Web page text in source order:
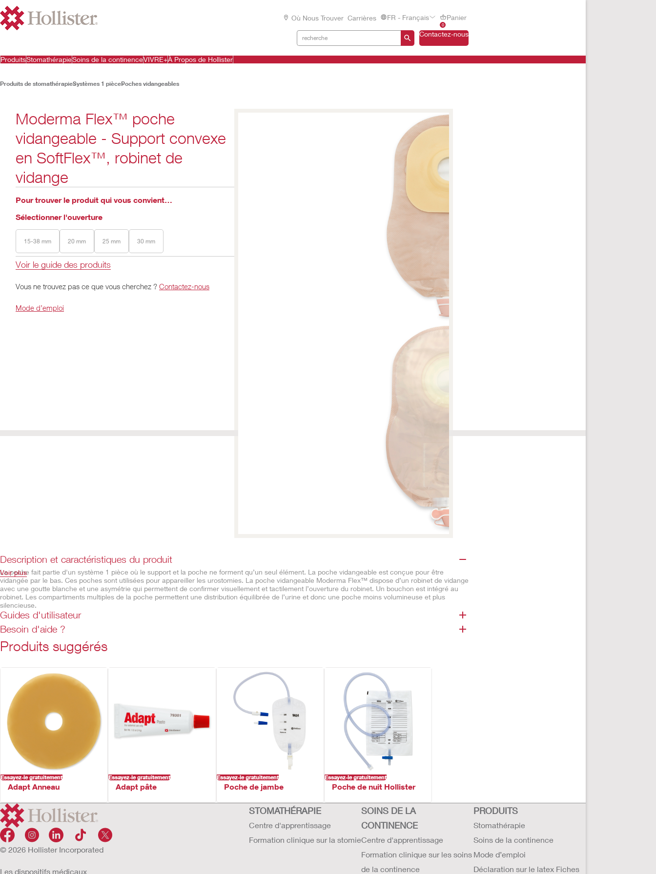
Où Nous Trouver Carrières FR - Français
0
Panier
Contactez-nous
ProduitsStomathérapieSoins de la continenceVIVRE+À Propos de Hollister
Produits de stomathérapieSystèmes 1 piècePoches vidangeables
Moderma Flex™ poche
vidangeable - Support convexe
en SoftFlex™, robinet de
vidange
Pour trouver le produit qui vous convient…
Sélectionner l'ouverture
15-38 mm 20 mm 25 mm 30 mm
Voir le guide des produits
Vous ne trouvez pas ce que vous cherchez ? Contactez-nous
Mode d’emploi
Description et caractéristiques du produit
La poche fait partie d'un système 1 pièce où le support et la poche ne forment qu’un seul élément. La poche vidangeable est conçue pour être
vidangée par le bas. Ces poches sont utilisées pour appareiller les urostomies. La poche vidangeable Moderma Flex™ dispose d’un robinet de vidange
avec une goutte blanche et une asymétrie qui permettent de confirmer visuellement et tactilement l’ouverture du robinet. Un bouchon est intégré au
robinet. Les compartiments multiples de la poche permettent une distribution équilibrée de l’urine et donc une poche moins volumineuse et plus
silencieuse.
Caractéristiques
Poche vidangeable beige ou transparente
Robinet de vidange
6 valves anti-reflux
Support convexe SoftFlex™
Film plastique anti-odeur
Revêtement de la poche en ComfortWear™
Transparent – Côté peau uniquement
Beige – Deux côtés
Voir plus
Guides d'utilisateur
Besoin d'aide ?
Produits suggérés
Essayez-le gratuitement
Adapt Anneau
Essayez-le gratuitement
Adapt pâte
Essayez-le gratuitement
Poche de jambe
Essayez-le gratuitement
Poche de nuit Hollister
© 2026 Hollister Incorporated
Les dispositifs médicaux
STOMATHÉRAPIE
Centre d'apprentissage
Formation clinique sur la stomie
SOINS DE LA
CONTINENCE
Centre d'apprentissage
Formation clinique sur les soins
de la continence
PRODUITS
Stomathérapie
Soins de la continence
Mode d’emploi
Déclaration sur le latex Fiches